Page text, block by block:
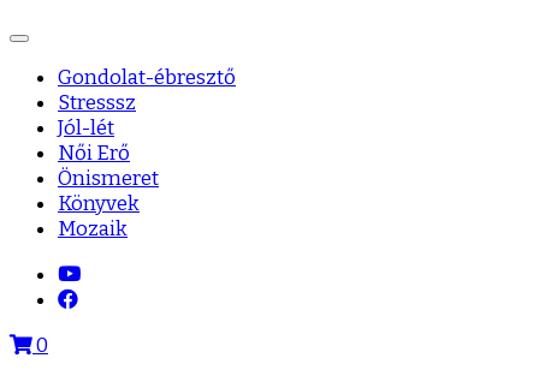
Gondolat-ébresztő
Stresssz
Jól-lét
Női Erő
Önismeret
Könyvek
Mozaik
0